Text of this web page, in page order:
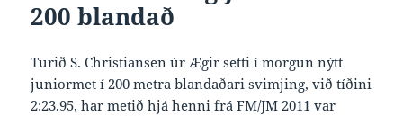
200 blandað
Turið S. Christiansen úr Ægir setti í morgun nýtt
juniormet í 200 metra blandaðari svimjing, við tíðini
2:23.95, har metið hjá henni frá FM/JM 2011 var